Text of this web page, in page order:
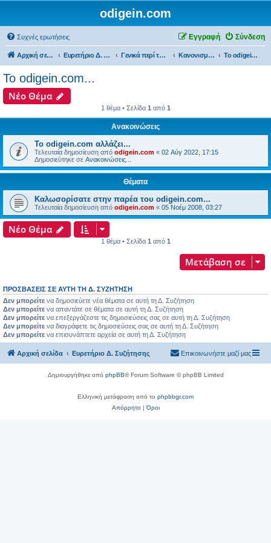
odigein.com
Συχνές ερωτήσεις Σύνδεση
Εγγραφή
Αρχική σελίδα Ευρετήριο Δ. Συζήτησης Γενικά περί του forum... Κανονισμοί λειτουργίας & Ανακοινώσεις του forum...... Το odigein.com...
Το odigein.com...
Νέο Θέμα
1 θέμα • Σελίδα 1 από 1
Ανακοινώσεις
Το odigein.com αλλάζει...
Τελευταία δημοσίευση από odigein.com « 02 Αύγ 2022, 17:15
Δημοσιεύτηκε σε Ανακοινώσεις...
Θέματα
Καλωσορίσατε στην παρέα του odigein.com...
Τελευταία δημοσίευση από odigein.com « 05 Νοέμ 2008, 03:27
Νέο Θέμα
1 θέμα • Σελίδα 1 από 1
Μετάβαση σε
ΠΡΟΣΒΆΣΕΙΣ ΣΕ ΑΥΤΉ ΤΗ Δ. ΣΥΖΉΤΗΣΗ
Δεν μπορείτε να δημοσιεύετε νέα θέματα σε αυτή τη Δ. Συζήτηση
Δεν μπορείτε να απαντάτε σε θέματα σε αυτή τη Δ. Συζήτηση
Δεν μπορείτε να επεξεργάζεστε τις δημοσιεύσεις σας σε αυτή τη Δ. Συζήτηση
Δεν μπορείτε να διαγράφετε τις δημοσιεύσεις σας σε αυτή τη Δ. Συζήτηση
Δεν μπορείτε να επισυνάπτετε αρχεία σε αυτή τη Δ. Συζήτηση
Αρχική σελίδα Ευρετήριο Δ. Συζήτησης Επικοινωνήστε μαζί μας
Δημιουργήθηκε από phpBB® Forum Software © phpBB Limited
Ελληνική μετάφραση από το phpbbgr.com
Απόρρητο|Όροι